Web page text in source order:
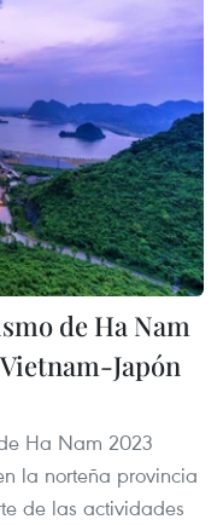
de Ha Nam
Japón
Ha Nam 2023
la norteña provincia
de las actividades